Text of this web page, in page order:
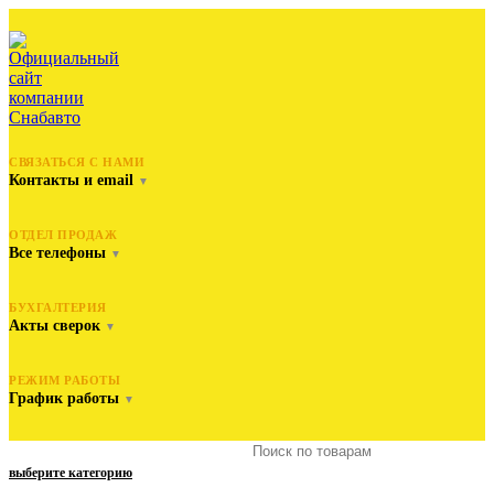
СВЯЗАТЬСЯ С НАМИ
Контакты и email ▼
ОТДЕЛ ПРОДАЖ
Все телефоны ▼
БУХГАЛТЕРИЯ
Акты сверок ▼
РЕЖИМ РАБОТЫ
График работы ▼
выберите категорию